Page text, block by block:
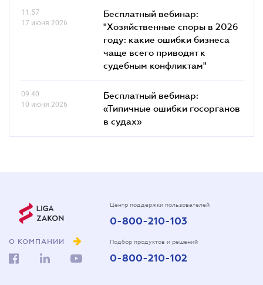
11.57
17 июня 2026
Бесплатный вебинар:
"Хозяйственные споры в 2026
году: какие ошибки бизнеса
чаще всего приводят к
судебным конфликтам"
09.40
10 июня 2026
Бесплатный вебинар:
«Типичные ошибки госорганов
в судах»
О КОМПАНИИ
Центр поддержки пользователей
0-800-210-103
Подбор продуктов и решений
0-800-210-102